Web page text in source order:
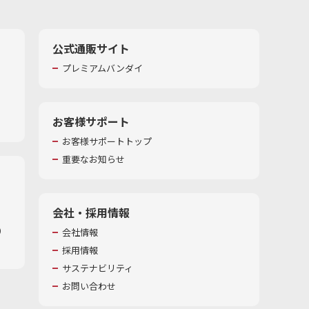
公式通販サイト
プレミアムバンダイ
お客様サポート
お客様サポートトップ
重要なお知らせ
会社・採用情報
会社情報
採用情報
サステナビリティ
お問い合わせ